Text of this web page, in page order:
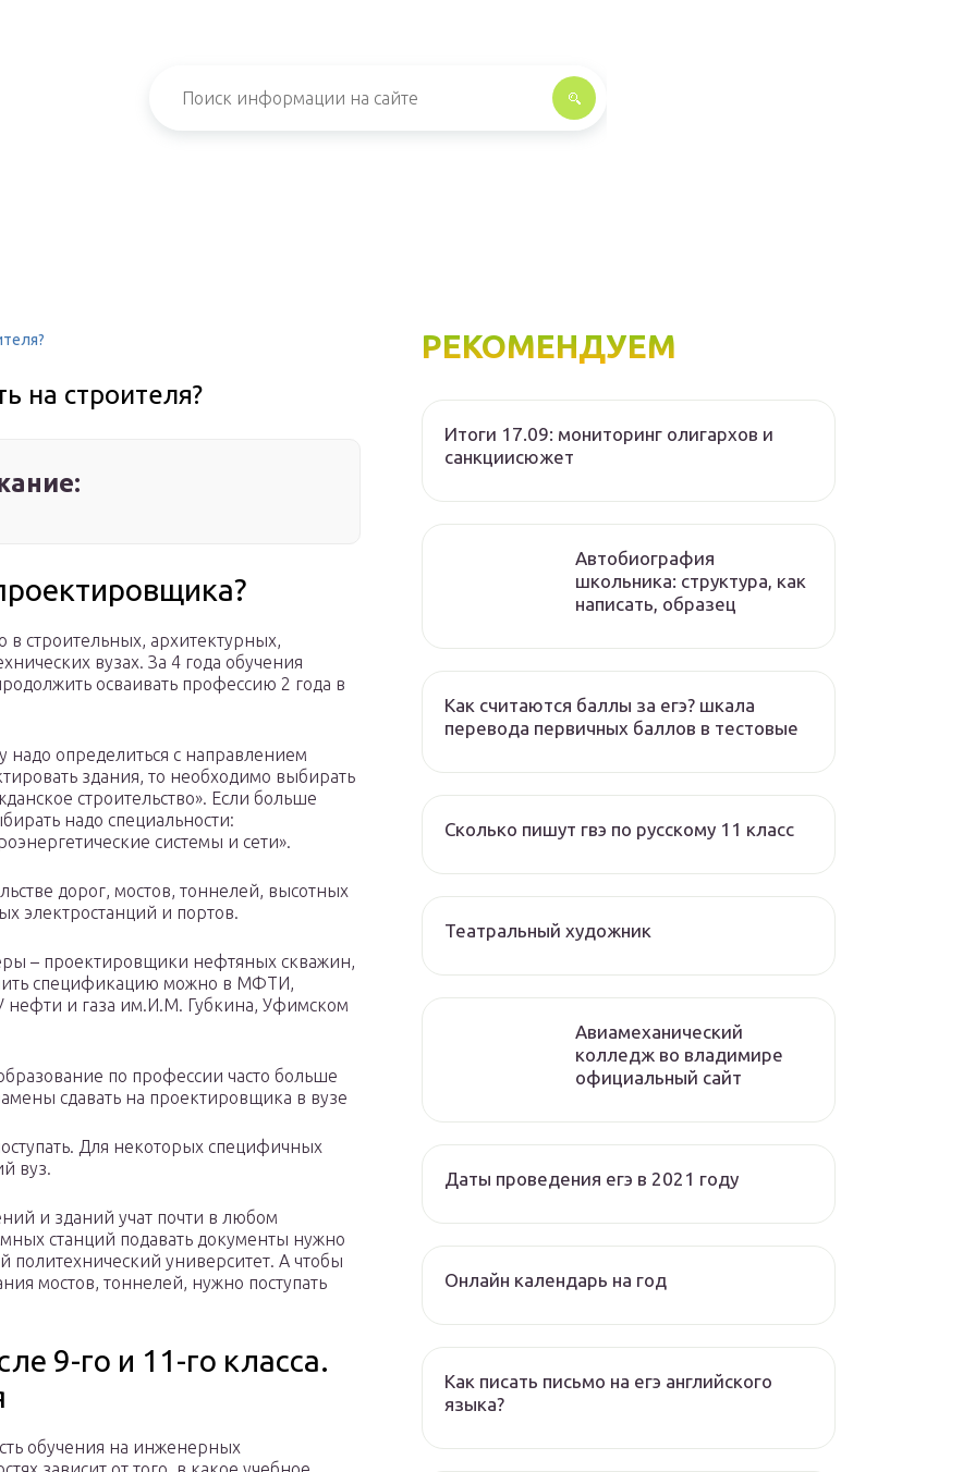
на строителя?
строительных, архитектурных,
вузах. За 4 года обучения
осваивать профессию 2 года в
надо определиться с направлением
здания, то необходимо выбирать
строительство». Если больше
надо специальности:
системы и сети».
дорог, мостов, тоннелей, высотных
электростанций и портов.
– проектировщики нефтяных скважин,
спецификацию можно в МФТИ,
нефти и газа им.И.М. Губкина, Уфимском
по профессии часто больше
сдавать на проектировщика в вузе
Для некоторых специфичных
вуз.
и зданий учат почти в любом
станций подавать документы нужно
университет. А чтобы
мостов, тоннелей, нужно поступать
9-го и 11-го класса.
обучения на инженерных
РЕКОМЕНДУЕМ
Итоги 17.09: мониторинг олигархов и
санкциисюжет
Автобиография
школьника: структура, как
написать, образец
Как считаются баллы за егэ? шкала
перевода первичных баллов в тестовые
Сколько пишут гвэ по русскому 11 класс
Театральный художник
Авиамеханический
колледж во владимире
официальный сайт
Даты проведения егэ в 2021 году
Онлайн календарь на год
Как писать письмо на егэ английского
языка?